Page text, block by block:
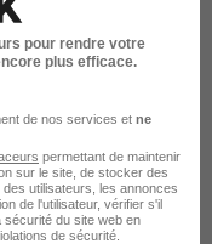
similaires
frais
pour rendre votre
plus efficace.
de nos services et ne
permettant de maintenir
sur le site, de stocker des
utilisateurs, les annonces
de l'utilisateur, vérifier s'il
sécurité du site web en
de sécurité.